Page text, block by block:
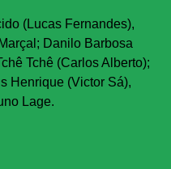
(Lucas Fernandes),
Danilo Barbosa
Tchê (Carlos Alberto);
Henrique (Victor Sá),
Lage.